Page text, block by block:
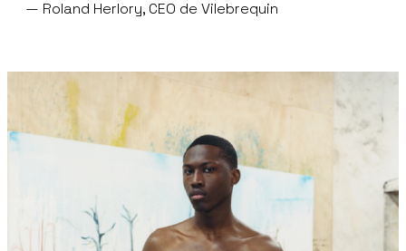
— Roland Herlory, CEO de Vilebrequin